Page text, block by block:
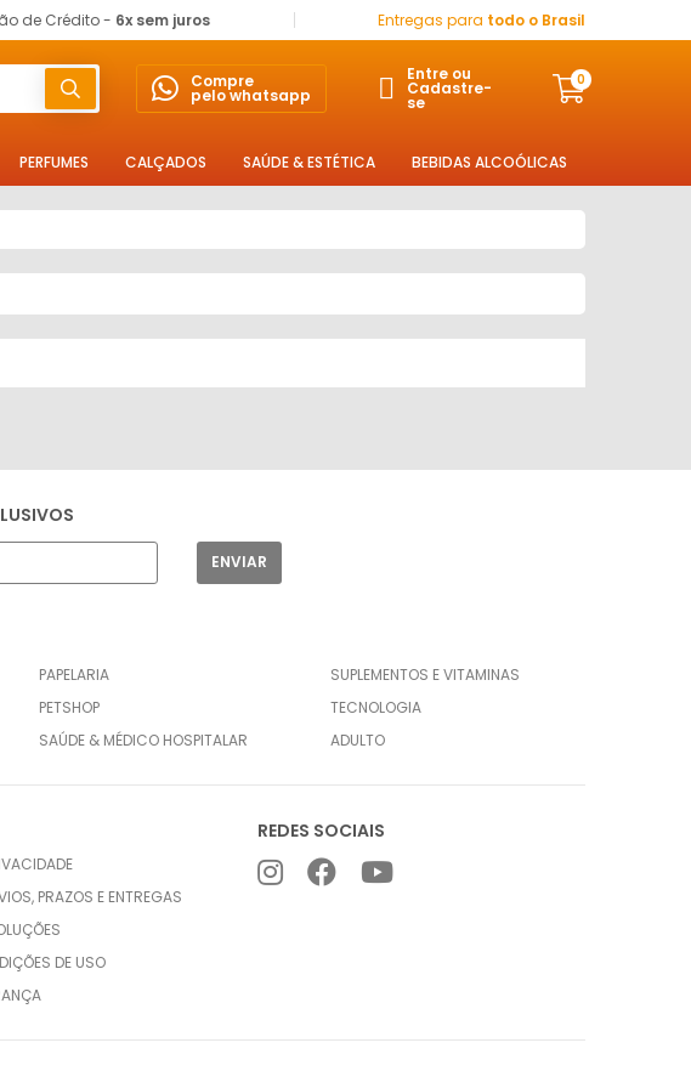
de Crédito - 6x sem juros Entregas para todo o Brasil
Compre
pelo whatsapp
Entre ou
Cadastre-
se
0
PERFUMES CALÇADOS SAÚDE & ESTÉTICA BEBIDAS ALCOÓLICAS
PAPELARIA
PETSHOP
SAÚDE & MÉDICO HOSPITALAR
SUPLEMENTOS E VITAMINAS
TECNOLOGIA
ADULTO
PRAZOS E ENTREGAS
DE USO
REDES SOCIAIS